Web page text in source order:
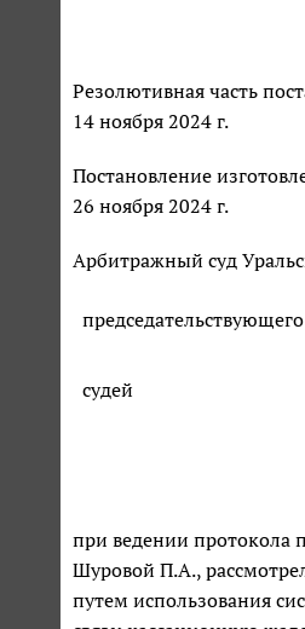
Резолютивная часть
14 ноября 2024 г.
Постановление
26 ноября 2024 г.
Арбитражный суд
председательствующего
судей
при ведении протокола
Шуровой П.А.,
путем использования